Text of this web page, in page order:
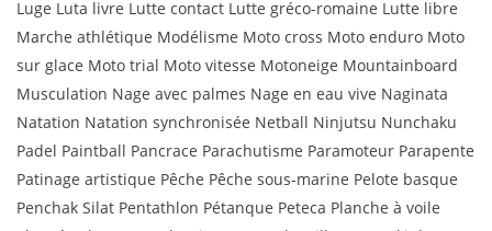
Luge Luta livre Lutte contact Lutte gréco-romaine Lutte libre
Marche athlétique Modélisme Moto cross Moto enduro Moto
sur glace Moto trial Moto vitesse Motoneige Mountainboard
Musculation Nage avec palmes Nage en eau vive Naginata
Natation Natation synchronisée Netball Ninjutsu Nunchaku
Padel Paintball Pancrace Parachutisme Paramoteur Parapente
Patinage artistique Pêche Pêche sous-marine Pelote basque
Penchak Silat Pentathlon Pétanque Peteca Planche à voile